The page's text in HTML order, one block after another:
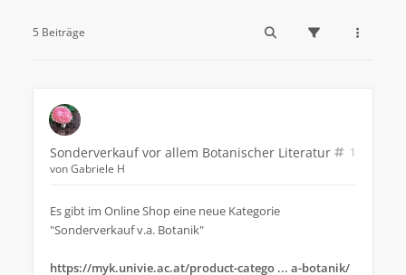
5 Beiträge
Sonderverkauf vor allem Botanischer Literatur
1
vonGabriele H
Es gibt im Online Shop eine neue Kategorie
"Sonderverkauf v.a. Botanik"
https://myk.univie.ac.at/product-catego ... a-botanik/